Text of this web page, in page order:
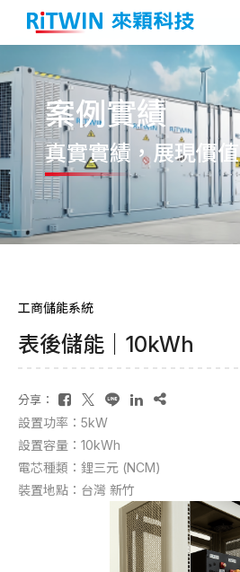
案例實績
真實實績 ，展現價值
工商儲能系統
表後儲能｜10kWh
分享：
設置功率：5kW
設置容量：10kWh
電芯種類：鋰三元 (NCM)
裝置地點：台灣 新竹